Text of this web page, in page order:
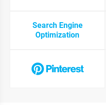
Search Engine
Optimization